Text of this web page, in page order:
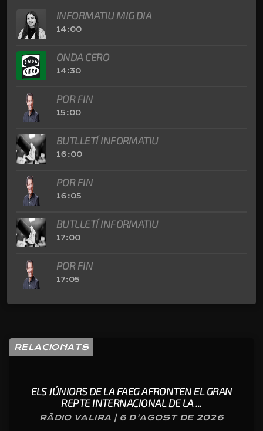
INFORMATIU MIG DIA
14:00
ONDA CERO
14:30
POR FIN
15:00
BUTLLETÍ INFORMATIU
16:00
POR FIN
16:05
BUTLLETÍ INFORMATIU
17:00
POR FIN
17:05
RELACIONATS
ELS JÚNIORS DE LA FAEG AFRONTEN EL GRAN
REPTE INTERNACIONAL DE LA ...
RÀDIO VALIRA | 6 D'AGOST DE 2026